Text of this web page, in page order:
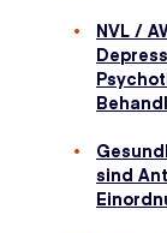
NVL /
sind